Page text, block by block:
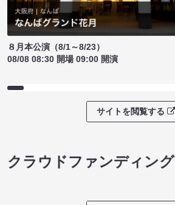
８月本公演（8/1～8/23）
08/08 08:30 開場 09:00 開演
サイトを閲覧する
クラウドファンディング